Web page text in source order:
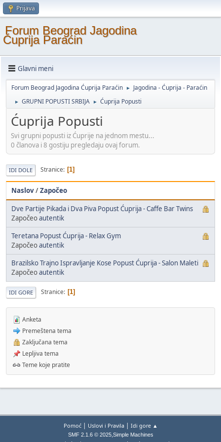
Prijava
Forum Beograd Jagodina
Ćuprija Paraćin
Glavni meni
Forum Beograd Jagodina Ćuprija Paraćin ► Jagodina - Ćuprija - Paraćin
► GRUPNI POPUSTI SRBIJA ► Ćuprija Popusti
Ćuprija Popusti
Svi grupni popusti iz Ćuprije na jednom mestu...
0 članova i 8 gostiju pregledaju ovaj forum.
IDI DOLE Stranice 1
Naslov/Započeo
Dve Partije Pikada i Dva Piva Popust Ćuprija - Caffe Bar Twins
Započeoautentik
Teretana Popust Ćuprija - Relax Gym
Započeoautentik
Brazilsko Trajno Ispravljanje Kose Popust Ćuprija - Salon Maleti
Započeoautentik
IDI GORE Stranice 1
Anketa
Premeštena tema
Zaključana tema
Lepljiva tema
Teme koje pratite
Pomoć| Uslovi i Pravila| Idi gore ▲
SMF 2.1.6 © 2025,Simple Machines